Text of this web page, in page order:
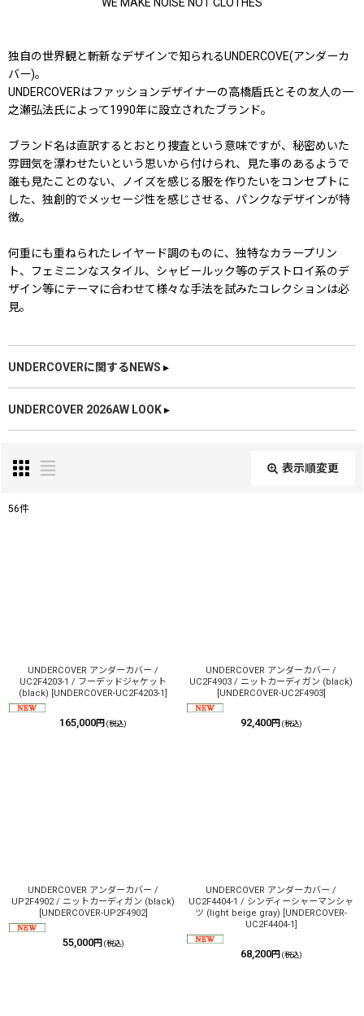
独自の世界観と斬新なデザインで知られるUNDERCOVE(アンダーカ
バー)。
UNDERCOVERはファッションデザイナーの高橋盾氏とその友人の一
之瀬弘法氏によって1990年に設立されたブランド。
ブランド名は直訳するとおとり捜査という意味ですが、秘密めいた
雰囲気を漂わせたいという思いから付けられ、見た事のあるようで
誰も見たことのない、ノイズを感じる服を作りたいをコンセプトに
した、独創的でメッセージ性を感じさせる、パンクなデザインが特
徴。
何重にも重ねられたレイヤード調のものに、独特なカラープリン
ト、フェミニンなスタイル、シャビールック等のデストロイ系のデ
ザイン等にテーマに合わせて様々な手法を試みたコレクションは必
見。
UNDERCOVERに関するNEWS ▸
UNDERCOVER 2026AW LOOK▸
表示順変更
56件
UNDERCOVER アンダーカバー /
UC2F4203-1 / フーデッドジャケット
(black)
UNDERCOVER-UC2F4203-1
165,000円 (税込)
UNDERCOVER アンダーカバー /
UC2F4903 / ニットカーディガン (black)
UNDERCOVER-UC2F4903]
92,400円 (税込)
UNDERCOVER アンダーカバー /
UP2F4902 / ニットカーディガン (black)
UNDERCOVER-UP2F4902]
55,000円 (税込)
UNDERCOVER アンダーカバー /
UC2F4404-1 / シンディーシャーマンシャ
ツ (light beige gray)
UNDERCOVER-
UC2F4404-1
68,200円 (税込)